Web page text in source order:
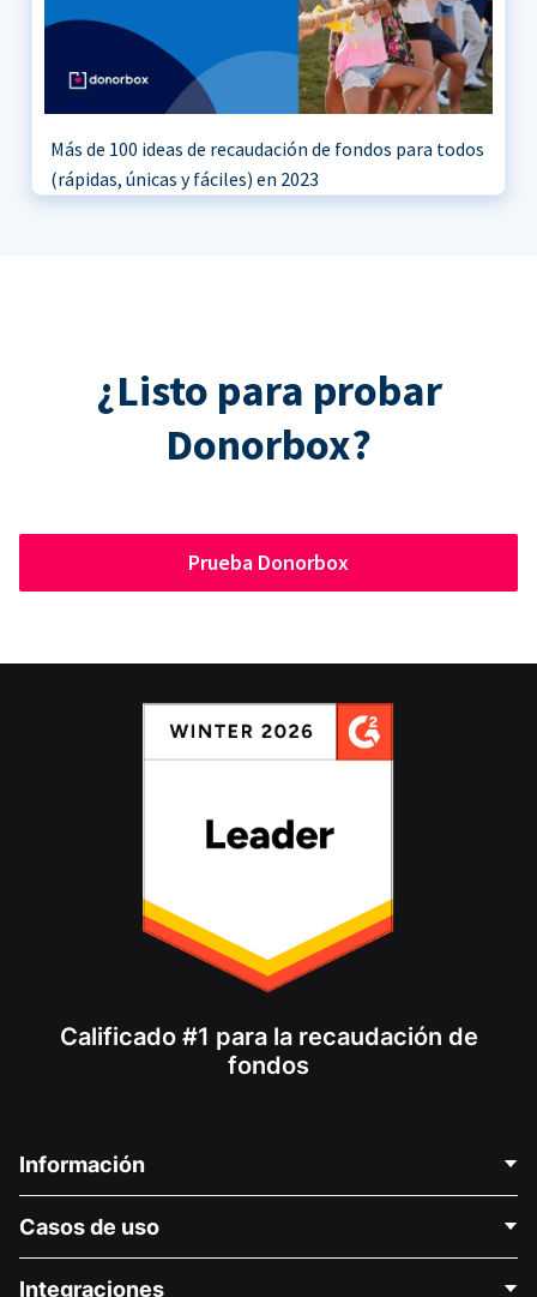
Más de 100 ideas de recaudación de fondos para todos
(rápidas, únicas y fáciles) en 2023
¿Listo para probar
Donorbox?
Prueba Donorbox
Calificado #1 para la recaudación de
fondos
Información
Acerca de nosotros
Casos de uso
Integraciones